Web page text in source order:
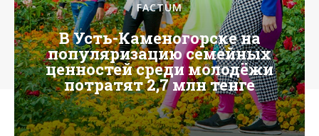
FACTUM
В Усть-Каменогорске на
популяризацию семейных
ценностей среди молодёжи
потратят 2,7 млн тенге